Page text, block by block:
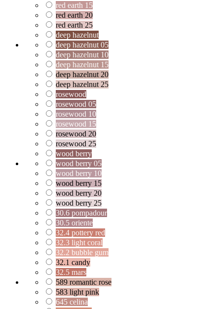
red earth 15
red earth 20
red earth 25
deep hazelnut
deep hazelnut 05
deep hazelnut 10
deep hazelnut 15
deep hazelnut 20
deep hazelnut 25
rosewood
rosewood 05
rosewood 10
rosewood 15
rosewood 20
rosewood 25
wood berry
wood berry 05
wood berry 10
wood berry 15
wood berry 20
wood berry 25
30.6 pompadour
30.5 oriente
32.4 pottery red
32.3 light coral
32.2 bubble gum
32.1 candy
32.5 mars
589 romantic rose
583 light pink
645 celina